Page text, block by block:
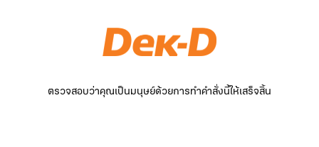
ตรวจสอบว่าคุณเป็นมนุษย์ด้วยการทำคำสั่งนี้ให้เสร็จสิ้น